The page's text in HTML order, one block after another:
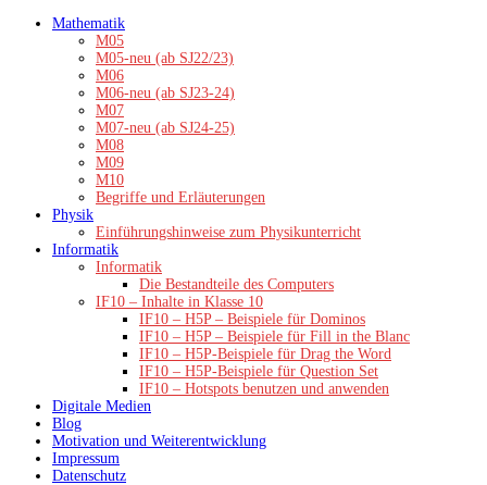
Zum
Mathematik
M05
M05-neu (ab SJ22/23)
M06
M06-neu (ab SJ23-24)
M07
M07-neu (ab SJ24-25)
M08
M09
M10
Begriffe und Erläuterungen
Physik
Einführungshinweise zum Physikunterricht
Informatik
Informatik
Die Bestandteile des Computers
IF10 – Inhalte in Klasse 10
IF10 – H5P – Beispiele für Dominos
IF10 – H5P – Beispiele für Fill in the Blanc
IF10 – H5P-Beispiele für Drag the Word
IF10 – H5P-Beispiele für Question Set
IF10 – Hotspots benutzen und anwenden
Digitale Medien
Blog
Motivation und Weiterentwicklung
Impressum
Datenschutz